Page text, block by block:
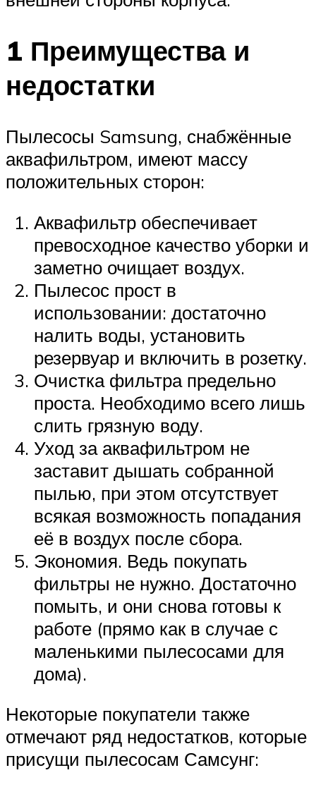
1 Преимущества и
недостатки
Пылесосы Samsung, снабжённые
аквафильтром, имеют массу
положительных сторон:
Аквафильтр обеспечивает
превосходное качество уборки и
заметно очищает воздух.
Пылесос прост в
использовании: достаточно
налить воды, установить
резервуар и включить в розетку.
Очистка фильтра предельно
проста. Необходимо всего лишь
слить грязную воду.
Уход за аквафильтром не
заставит дышать собранной
пылью, при этом отсутствует
всякая возможность попадания
её в воздух после сбора.
Экономия. Ведь покупать
фильтры не нужно. Достаточно
помыть, и они снова готовы к
работе (прямо как в случае с
маленькими пылесосами для
дома).
Некоторые покупатели также
отмечают ряд недостатков, которые
присущи пылесосам Самсунг: